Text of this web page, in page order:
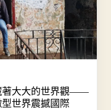
著大大的世界觀——
世界震撼國際